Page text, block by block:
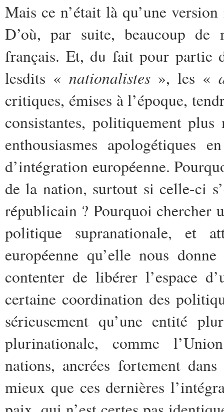
Mais ce n’était là qu’une
D’où, par suite, beaucoup de
français. Et, du fait pour partie
lesdits « nationalistes», les «
critiques, émises à l’époque,
consistantes, politiquement
enthousiasmes apologétiques
d’intégration européenne.
de la nation, surtout si celle-ci
républicain ? Pourquoi chercher
politique supranationale, et
européenne qu’elle nous
contenter de libérer l’espace
certaine coordination des
sérieusement qu’une entité
plurinationale, comme
nations, ancrées fortement
mieux que ces dernières